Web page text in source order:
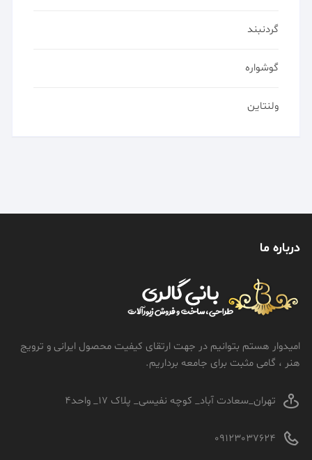
گردنبند
گوشواره
ولنتاین
درباره ما
امیدوار هستم بتوانیم در جهت ارتقای کیفیت محصول ایرانی و ترویج
هنر ، گامی مثبت برای جامعه برداریم.
تهران_سعادت آباد_ کوچه نفیسی_ پلاک 17_ واحد4
09123037624